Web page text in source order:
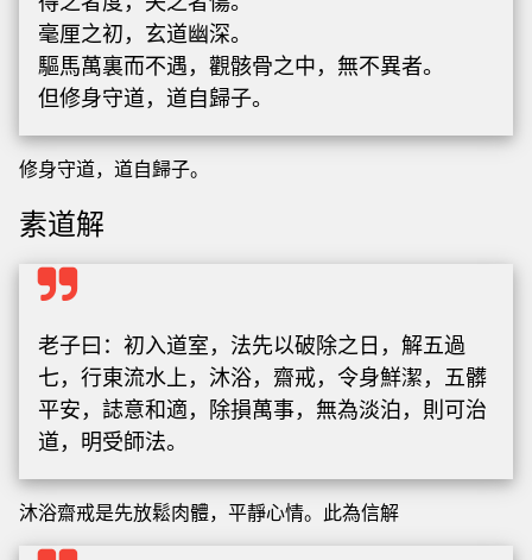
毫厘之初，玄道幽深。
驅馬萬裏而不遇，觀骸骨之中，無不異者。
但修身守道，道自歸子。
修身守道，道自歸子。
素道解
老子曰：初入道室，法先以破除之日，解五過
七，行東流水上，沐浴，齋戒，令身鮮潔，五髒
平安，誌意和適，除損萬事，無為淡泊，則可治
道，明受師法。
沐浴齋戒是先放鬆肉體，平靜心情。此為信解